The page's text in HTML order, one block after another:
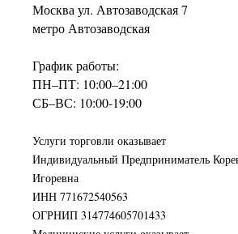
Москва ул. Автозаводская 7
метро Автозаводская
График работы:
ПН–ПТ: 10:00–21:00
СБ–ВС: 10:00-19:00
Услуги торговли оказывает
Индивидуальный Предприниматель
Игоревна
ИНН 771672540563
ОГРНИП 314774605701433